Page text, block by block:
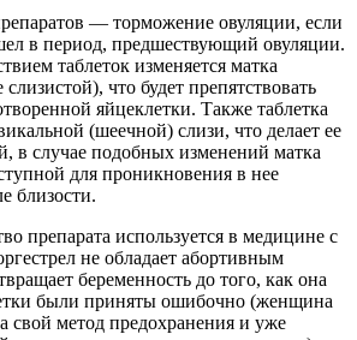
— торможение овуляции, если
в период, предшествующий овуляции.
таблеток изменяется матка
слизистой), что будет препятствовать
яйцеклетки. Также таблетка
(шеечной) слизи, что делает ее
в случае подобных изменений матка
для проникновения в нее
близости.
препарата используется в медицине с
не обладает абортивным
беременность до того, как она
были приняты ошибочно (женщина
свой метод предохранения и уже